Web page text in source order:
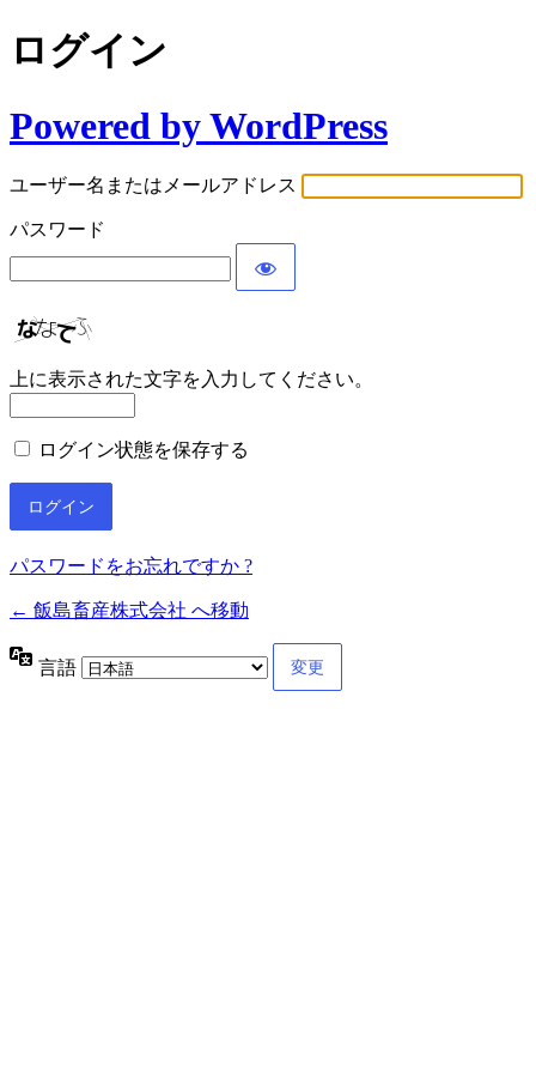
ログイン
Powered by WordPress
ユーザー名またはメールアドレス
パスワード
上に表示された文字を入力してください。
ログイン状態を保存する
パスワードをお忘れですか ?
← 飯島畜産株式会社 へ移動
言語